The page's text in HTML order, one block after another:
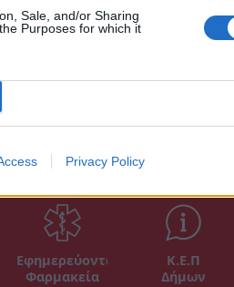
Sale, and/or Sharing
Purposes for which it
Privacy Policy
της στα Grand
Εφημερεύοντα
Φαρμακεία
Κ.Ε.Π
Δήμων